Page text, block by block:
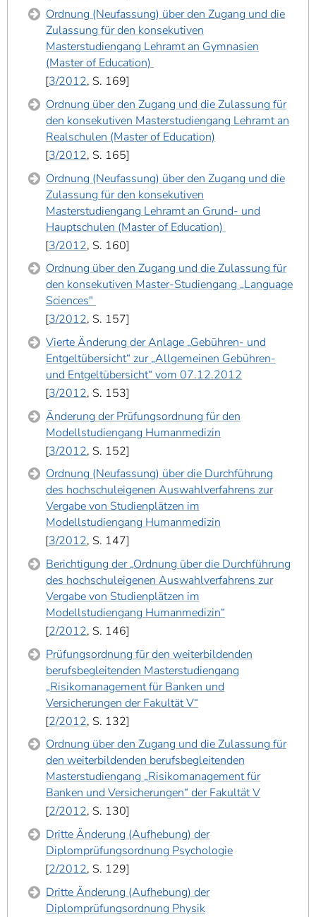
Ordnung (Neufassung) über den Zugang und die
Zulassung für den konsekutiven
Masterstudiengang Lehramt an Gymnasien
(Master of Education)
3/2012, S. 169
Ordnung über den Zugang und die Zulassung für
den konsekutiven Masterstudiengang Lehramt an
Realschulen (Master of Education)
3/2012, S. 165
Ordnung (Neufassung) über den Zugang und die
Zulassung für den konsekutiven
Masterstudiengang Lehramt an Grund- und
Hauptschulen (Master of Education)
3/2012, S. 160
Ordnung über den Zugang und die Zulassung für
den konsekutiven Master-Studiengang „Language
Sciences"
3/2012, S. 157
Vierte Änderung der Anlage „Gebühren- und
Entgeltübersicht“ zur „Allgemeinen Gebühren-
und Entgeltübersicht“ vom 07.12.2012
3/2012, S. 153
Änderung der Prüfungsordnung für den
Modellstudiengang Humanmedizin
3/2012, S. 152
Ordnung (Neufassung) über die Durchführung
des hochschuleigenen Auswahlverfahrens zur
Vergabe von Studienplätzen im
Modellstudiengang Humanmedizin
3/2012, S. 147
Berichtigung der „Ordnung über die Durchführung
des hochschuleigenen Auswahlverfahrens zur
Vergabe von Studienplätzen im
Modellstudiengang Humanmedizin“
2/2012, S. 146
Prüfungsordnung für den weiterbildenden
berufsbegleitenden Masterstudiengang
„Risikomanagement für Banken und
Versicherungen der Fakultät V“
2/2012, S. 132
Ordnung über den Zugang und die Zulassung für
den weiterbildenden berufsbegleitenden
Masterstudiengang „Risikomanagement für
Banken und Versicherungen“ der Fakultät V
2/2012, S. 130
Dritte Änderung (Aufhebung) der
Diplomprüfungsordnung Psychologie
2/2012, S. 129
Dritte Änderung (Aufhebung) der
Diplomprüfungsordnung Physik